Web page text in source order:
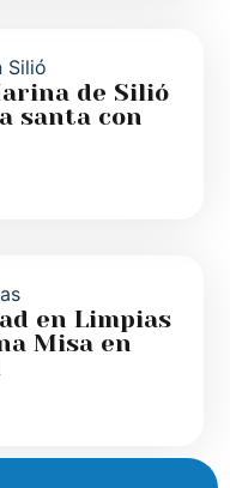
de Silió
santa con
en Limpias
Misa en